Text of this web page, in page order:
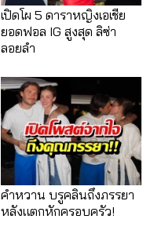
เปิดโผ 5 ดาราหญิงเอเชีย
ยอดฟอล IG สูงสุด ลิซ่า
ลอยลำ
คำหวาน บรูคลินถึงภรรยา
หลังแตกหักครอบครัว!